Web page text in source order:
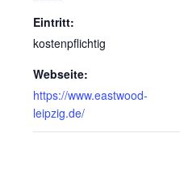
Eintritt:
kostenpflichtig
Webseite:
https://www.eastwood-
leipzig.de/